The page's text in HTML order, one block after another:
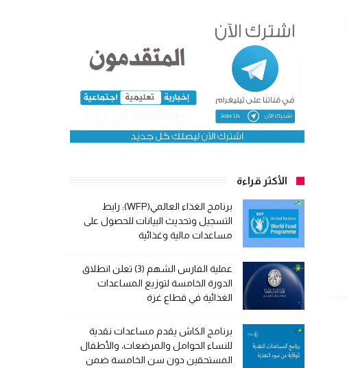
الأكثر قراءة
برنامج الغذاء العالمي(WFP): رابط
التسجيل وتحديث البيانات للحصول على
مساعدات مالية وغذائية
عملية الفارس الشهم (3) تعلن انطلاق
الدورة الخامسة لتوزيع المساعدات
الغذائية في قطاع غزة
برنامج الكاش يقدم مساعدات نقدية
للنساء الحوامل والمرضعات، والأطفال
المستحقين دون سن الخامسة ضمن